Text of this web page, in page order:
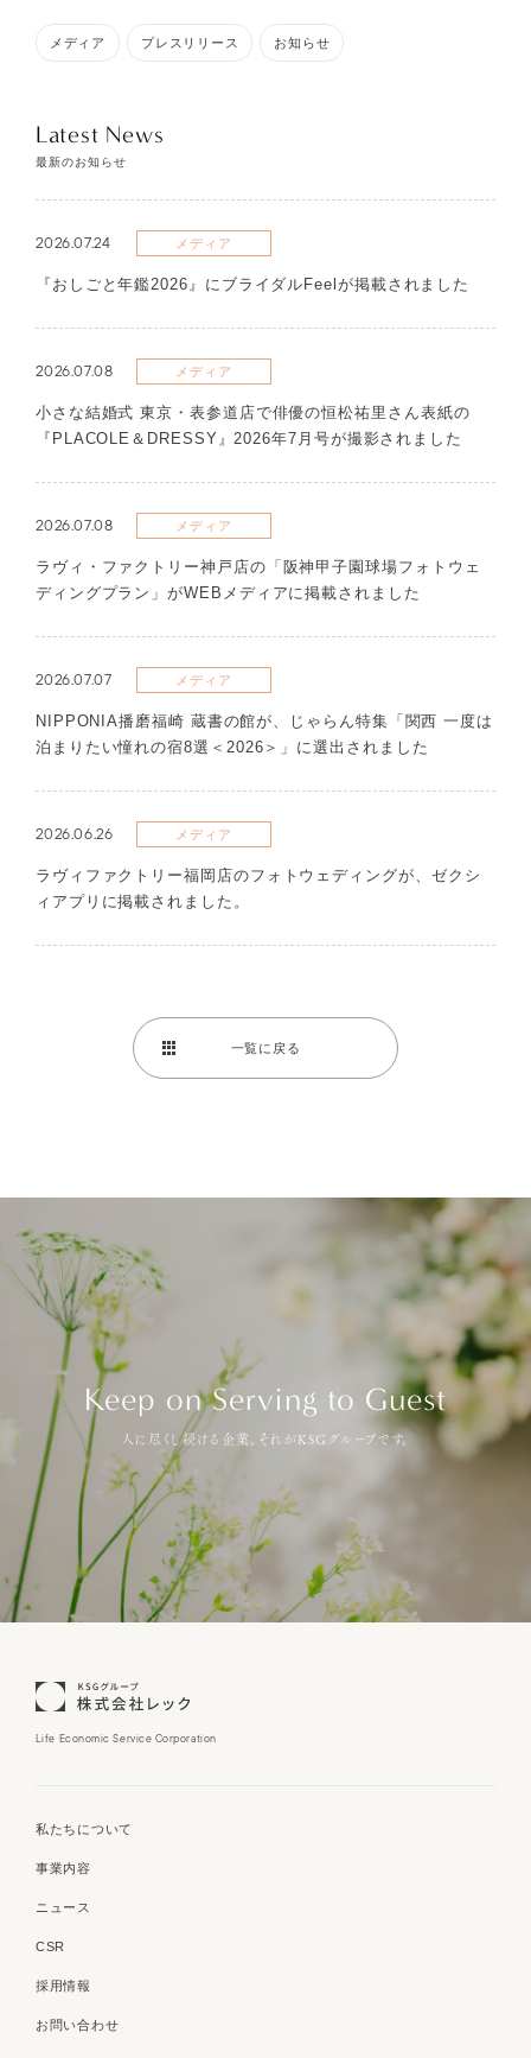
メディア プレスリリース お知らせ
Latest News
最新のお知らせ
2026.07.24 メディア
『おしごと年鑑2026』にブライダルFeelが掲載されました
2026.07.08 メディア
​小さな結婚式 東京・表参道店で俳優の恒松祐里さん表紙の
『PLACOLE＆DRESSY』2026年7月号が撮影されました
2026.07.08 メディア
ラヴィ・ファクトリー神戸店の「阪神甲子園球場フォトウェ
ディングプラン」がWEBメディアに掲載されました
2026.07.07 メディア
NIPPONIA播磨福崎 蔵書の館が、じゃらん特集「関西 一度は
泊まりたい憧れの宿8選＜2026＞」に選出されました
2026.06.26 メディア
ラヴィファクトリー福岡店のフォトウェディングが、ゼクシ
ィアプリに掲載されました。
一覧に戻る
Keep on Serving to Guest
人に尽くし続ける企業。それがKSGグループです。
Life Economic Service Corporation
私たちについて
事業内容
ニュース
CSR
採用情報
お問い合わせ